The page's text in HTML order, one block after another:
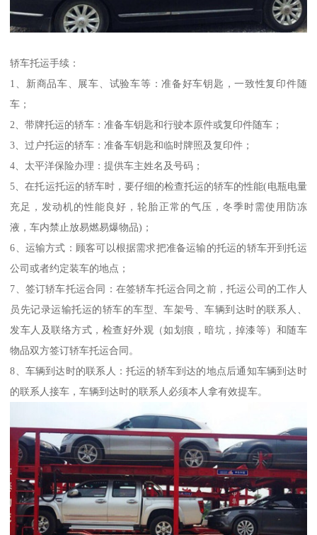
轿车托运手续：
1、新商品车、展车、试验车等：准备好车钥匙，一致性复印件随
车；
2、带牌托运的轿车：准备车钥匙和行驶本原件或复印件随车；
3、过户托运的轿车：准备车钥匙和临时牌照及复印件；
4、太平洋保险办理：提供车主姓名及号码；
5、在托运托运的轿车时，要仔细的检查托运的轿车的性能(电瓶电量
充足，发动机的性能良好，轮胎正常的气压，冬季时需使用防冻
液，车内禁止放易燃易爆物品)；
6、运输方式：顾客可以根据需求把准备运输的托运的轿车开到托运
公司或者约定装车的地点；
7、签订轿车托运合同：在签轿车托运合同之前，托运公司的工作人
员先记录运输托运的轿车的车型、车架号、车辆到达时的联系人、
发车人及联络方式，检查好外观（如划痕，暗坑，掉漆等）和随车
物品双方签订轿车托运合同。
8、车辆到达时的联系人：托运的轿车到达的地点后通知车辆到达时
的联系人接车，车辆到达时的联系人必须本人拿有效提车。